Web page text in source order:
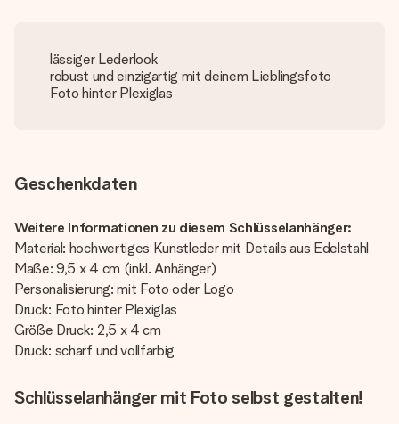
lässiger Lederlook
robust und einzigartig mit deinem Lieblingsfoto
Foto hinter Plexiglas
Geschenkdaten
Weitere Informationen zu diesem Schlüsselanhänger:
Material: hochwertiges Kunstleder mit Details aus Edelstahl
Maße: 9,5 x 4 cm (inkl. Anhänger)
Personalisierung: mit Foto oder Logo
Druck: Foto hinter Plexiglas
Größe Druck: 2,5 x 4 cm
Druck: scharf und vollfarbig
Schlüsselanhänger mit Foto selbst gestalten!